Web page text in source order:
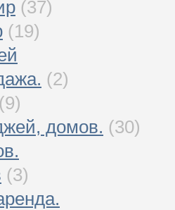
(37)
(19)
(2)
(9)
домов. (30)
(3)